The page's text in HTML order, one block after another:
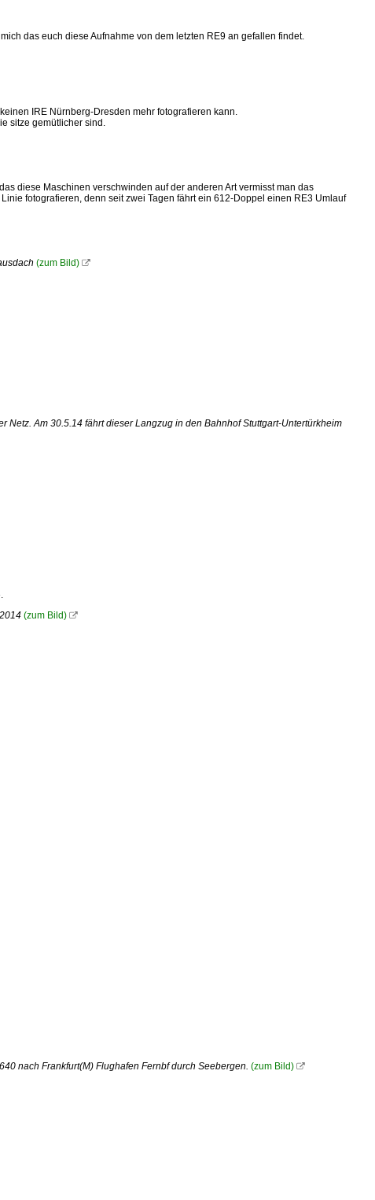
das euch diese Aufnahme von dem letzten RE9 an gefallen findet.
IRE Nürnberg-Dresden mehr fotografieren kann.
sitze gemütlicher sind.
diese Maschinen verschwinden auf der anderen Art vermisst man das
fotografieren, denn seit zwei Tagen fährt ein 612-Doppel einen RE3 Umlauf
(zum Bild) 
Am 30.5.14 fährt dieser Langzug in den Bahnhof Stuttgart-Untertürkheim
(zum Bild) 
nach Frankfurt(M) Flughafen Fernbf durch Seebergen. (zum Bild) 